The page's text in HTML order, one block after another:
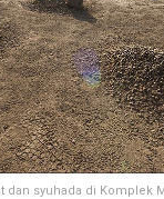
dan syuhada di Komplek